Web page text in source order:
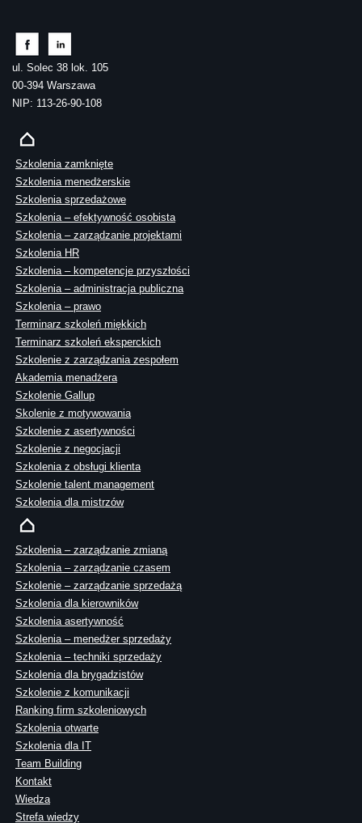
ul. Solec 38 lok. 105
00-394 Warszawa
NIP: 113-26-90-108
Szkolenia zamknięte
Szkolenia menedżerskie
Szkolenia sprzedażowe
Szkolenia – efektywność osobista
Szkolenia – zarządzanie projektami
Szkolenia HR
Szkolenia – kompetencje przyszłości
Szkolenia – administracja publiczna
Szkolenia – prawo
Terminarz szkoleń miękkich
Terminarz szkoleń eksperckich
Szkolenie z zarządzania zespołem
Akademia menadżera
Szkolenie Gallup
Skolenie z motywowania
Szkolenie z asertywności
Szkolenie z negocjacji
Szkolenia z obsługi klienta
Szkolenie talent management
Szkolenia dla mistrzów
Szkolenia – zarządzanie zmianą
Szkolenia – zarządzanie czasem
Szkolenie – zarządzanie sprzedażą
Szkolenia dla kierowników
Szkolenia asertywność
Szkolenia – menedżer sprzedaży
Szkolenia – techniki sprzedaży
Szkolenia dla brygadzistów
Szkolenie z komunikacji
Ranking firm szkoleniowych
Szkolenia otwarte
Szkolenia dla IT
Team Building
Kontakt
Wiedza
Strefa wiedzy